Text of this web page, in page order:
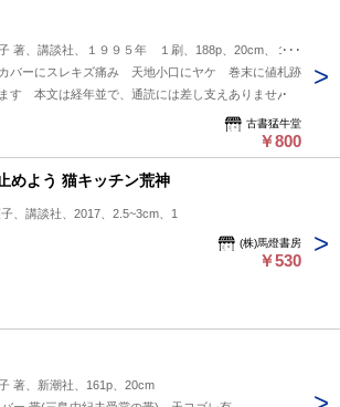
著、講談社、１９９５年 １刷、188p、20cm、１冊
バーにスレキズ痛み 天地小口にヤケ 巻末に値札跡
す 本文は経年並で、通読には差し支えありません
古書猛牛堂
￥800
めよう 猫キッチン荒神
、講談社、2017、2.5~3cm、1
(株)馬燈書房
￥530
著、新潮社、161p、20cm